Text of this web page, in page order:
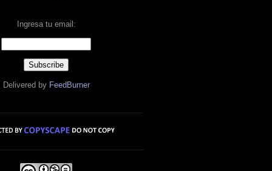
Ingresa tu email:
Delivered by FeedBurner